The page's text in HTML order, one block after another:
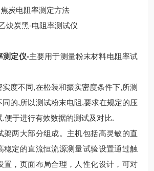
炭电阻率测定方法
炔炭黑-电阻率测试仪
测定仪-主要用于测量粉末材料电阻率试
度不同,在松装和振实密度条件下,所测
的,所以测试粉末电阻,要求在规定的压
便于进行有效数据的测试及对比.
架两大部分组成。主机包括高灵敏的直
稳定的直流恒流源测量试验设置通过触
置，页面布局合理，人性化设计，可对